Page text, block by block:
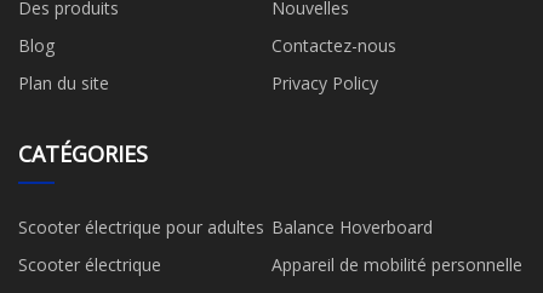
Des produits
Nouvelles
Blog
Contactez-nous
Plan du site
Privacy Policy
CATÉGORIES
Scooter électrique pour adultes Balance Hoverboard
Scooter électrique
Appareil de mobilité personnelle